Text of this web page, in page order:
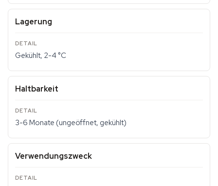
Lagerung
Gekühlt, 2-4 °C
Haltbarkeit
3-6 Monate (ungeöffnet, gekühlt)
Verwendungszweck